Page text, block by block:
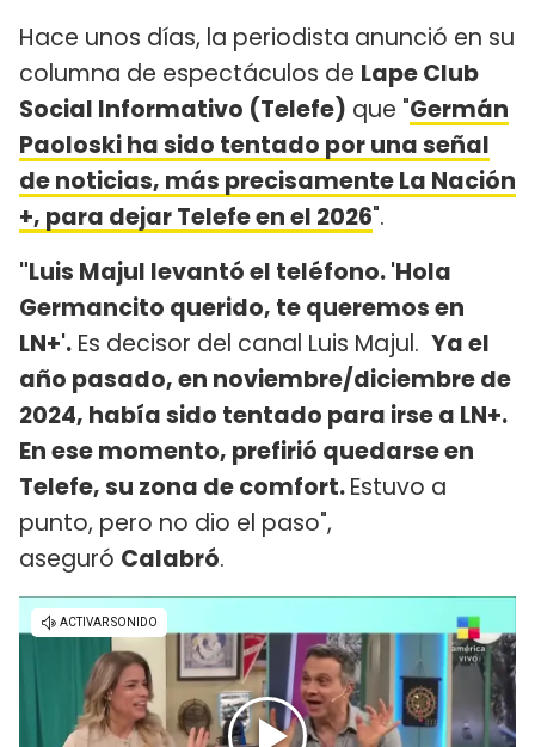
Hace unos días, la periodista anunció en su
columna de espectáculos de Lape Club
Social Informativo (Telefe) que "Germán
Paoloski ha sido tentado por una señal
de noticias, más precisamente La Nación
+, para dejar Telefe en el 2026".
"Luis Majul levantó el teléfono. 'Hola
Germancito querido, te queremos en
LN+'. Es decisor del canal Luis Majul. Ya el
año pasado, en noviembre/diciembre de
2024, había sido tentado para irse a LN+.
En ese momento, prefirió quedarse en
Telefe, su zona de comfort.Estuvo a
punto, pero no dio el paso",
aseguró Calabró.